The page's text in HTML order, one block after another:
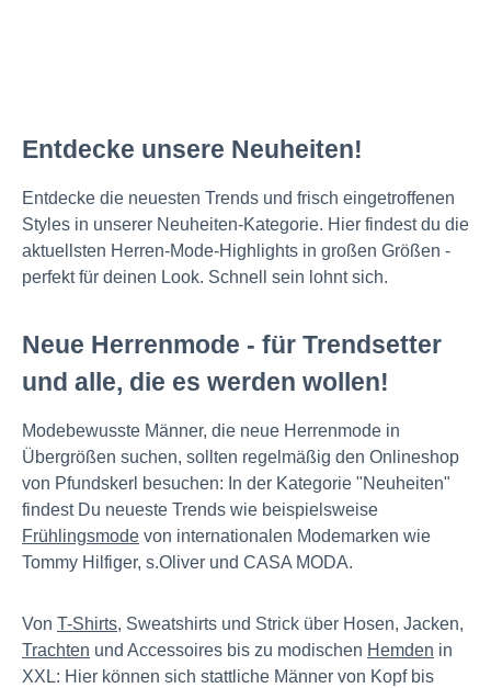
Entdecke unsere Neuheiten!
Entdecke die neuesten Trends und frisch eingetroffenen
Styles in unserer Neuheiten-Kategorie. Hier findest du die
aktuellsten Herren-Mode-Highlights in großen Größen -
perfekt für deinen Look. Schnell sein lohnt sich.
Neue Herrenmode - für Trendsetter
und alle, die es werden wollen!
Modebewusste Männer, die neue Herrenmode in
Übergrößen suchen, sollten regelmäßig den Onlineshop
von Pfundskerl besuchen: In der Kategorie "Neuheiten"
findest Du neueste Trends wie beispielsweise
Frühlingsmode von internationalen Modemarken wie
Tommy Hilfiger, s.Oliver und CASA MODA.
Von T-Shirts, Sweatshirts und Strick über Hosen, Jacken,
Trachten und Accessoires bis zu modischen Hemden in
XXL: Hier können sich stattliche Männer von Kopf bis